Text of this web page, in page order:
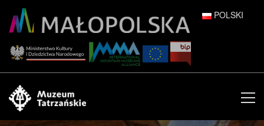
POLSKI
ENGLISH
ESPAÑOL